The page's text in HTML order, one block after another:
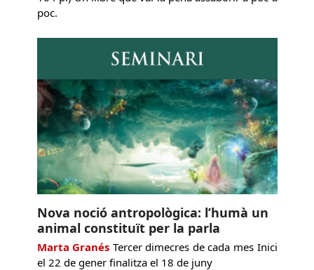
poc.
Nova noció antropològica: l’humà un
animal constituït per la parla
Marta Granés Tercer dimecres de cada mes Inici
el 22 de gener finalitza el 18 de juny